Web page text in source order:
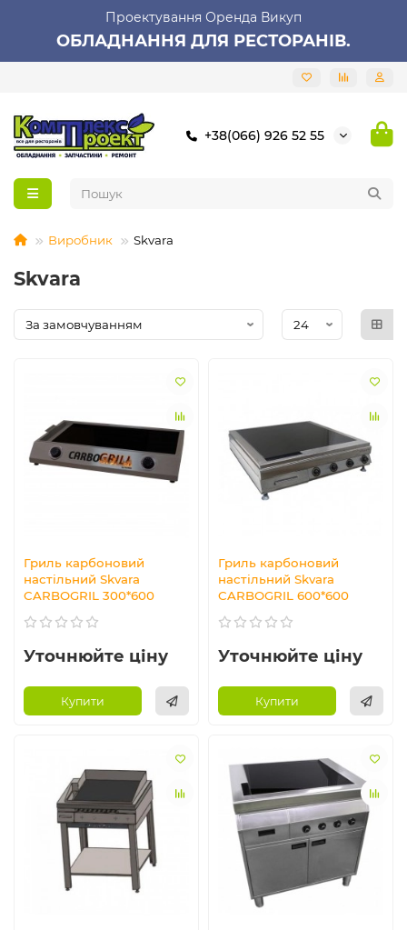
Проектування Оренда Викуп
ОБЛАДНАННЯ ДЛЯ РЕСТОРАНІВ.
+38(066) 926 52 55
Виробник Skvara
Skvara
Гриль карбоновий
настільний Skvara
CARBOGRIL 300*600
Уточнюйте ціну
Купити
Гриль карбоновий
настільний Skvara
CARBOGRIL 600*600
Уточнюйте ціну
Купити